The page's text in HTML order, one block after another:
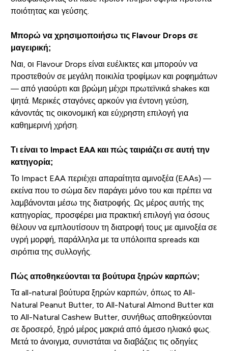
ποιότητας και γεύσης.
Μπορώ να χρησιμοποιήσω τις Flavour Drops σε
μαγειρική;
Ναι, οι Flavour Drops είναι ευέλικτες και μπορούν να
προστεθούν σε μεγάλη ποικιλία τροφίμων και ροφημάτων
— από γιαούρτι και βρώμη μέχρι πρωτεϊνικά shakes και
ψητά. Μερικές σταγόνες αρκούν για έντονη γεύση,
κάνοντάς τις οικονομική και εύχρηστη επιλογή για
καθημερινή χρήση.
Τι είναι το Impact EAA και πώς ταιριάζει σε αυτή την
κατηγορία;
Το Impact EAA περιέχει απαραίτητα αμινοξέα (EAAs) —
εκείνα που το σώμα δεν παράγει μόνο του και πρέπει να
λαμβάνονται μέσω της διατροφής. Ως μέρος αυτής της
κατηγορίας, προσφέρει μια πρακτική επιλογή για όσους
θέλουν να εμπλουτίσουν τη διατροφή τους με αμινοξέα σε
υγρή μορφή, παράλληλα με τα υπόλοιπα spreads και
σιρόπια της συλλογής.
Πώς αποθηκεύονται τα βούτυρα ξηρών καρπών;
Τα all-natural βούτυρα ξηρών καρπών, όπως το All-
Natural Peanut Butter, το All-Natural Almond Butter και
το All-Natural Cashew Butter, συνήθως αποθηκεύονται
σε δροσερό, ξηρό μέρος μακριά από άμεσο ηλιακό φως.
Μετά το άνοιγμα, συνιστάται να διαβάζεις τις οδηγίες